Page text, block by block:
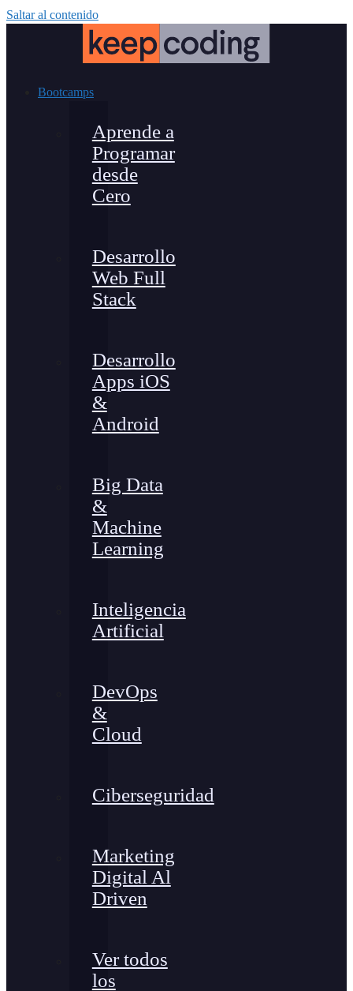
Saltar al contenido
Bootcamps
Aprende a
Programar
desde
Cero
Desarrollo
Web Full
Stack
Desarrollo
Apps iOS
&
Android
Big Data
&
Machine
Learning
Inteligencia
Artificial
DevOps
&
Cloud
Ciberseguridad
Marketing
Digital Al
Driven
Ver todos
los